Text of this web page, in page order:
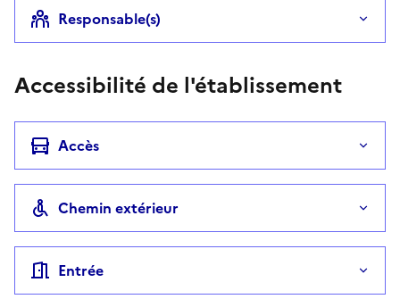
Responsable(s)
Accessibilité de l'établissement
Accès
Chemin extérieur
Entrée